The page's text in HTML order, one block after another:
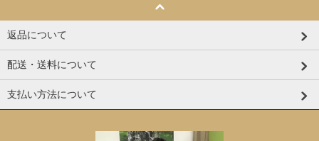
返品について
配送・送料について
支払い方法について